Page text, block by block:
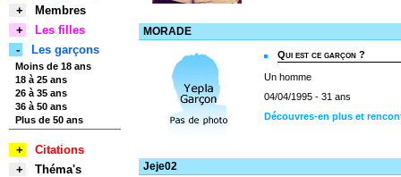
MORADE
Qui est ce garçon ?
Un homme
04/04/1995 - 31 ans
Découvres-en plus et
Jeje02
+
Membres
+
Les filles
-
Les garçons
Moins de 18 ans
18 à 25 ans
26 à 35 ans
36 à 50 ans
Plus de 50 ans
+
Citations
+
Théma's